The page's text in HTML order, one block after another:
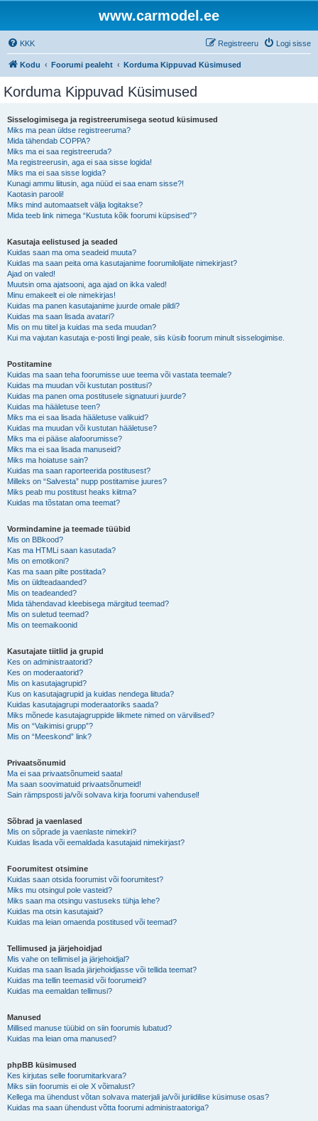
www.carmodel.ee
KKK Logi sisse
Registreeru
Kodu Foorumi pealeht Korduma Kippuvad Küsimused
Korduma Kippuvad Küsimused
Sisselogimisega ja registreerumisega seotud küsimused
Miks ma pean üldse registreeruma?
Mida tähendab COPPA?
Miks ma ei saa registreeruda?
Ma registreerusin, aga ei saa sisse logida!
Miks ma ei saa sisse logida?
Kunagi ammu liitusin, aga nüüd ei saa enam sisse?!
Kaotasin parooli!
Miks mind automaatselt välja logitakse?
Mida teeb link nimega “Kustuta kõik foorumi küpsised”?
Kasutaja eelistused ja seaded
Kuidas saan ma oma seadeid muuta?
Kuidas ma saan peita oma kasutajanime foorumilolijate nimekirjast?
Ajad on valed!
Muutsin oma ajatsooni, aga ajad on ikka valed!
Minu emakeelt ei ole nimekirjas!
Kuidas ma panen kasutajanime juurde omale pildi?
Kuidas ma saan lisada avatari?
Mis on mu tiitel ja kuidas ma seda muudan?
Kui ma vajutan kasutaja e-posti lingi peale, siis küsib foorum minult sisselogimise.
Postitamine
Kuidas ma saan teha foorumisse uue teema või vastata teemale?
Kuidas ma muudan või kustutan postitusi?
Kuidas ma panen oma postitusele signatuuri juurde?
Kuidas ma hääletuse teen?
Miks ma ei saa lisada hääletuse valikuid?
Kuidas ma muudan või kustutan hääletuse?
Miks ma ei pääse alafoorumisse?
Miks ma ei saa lisada manuseid?
Miks ma hoiatuse sain?
Kuidas ma saan raporteerida postitusest?
Milleks on “Salvesta” nupp postitamise juures?
Miks peab mu postitust heaks kiitma?
Kuidas ma tõstatan oma teemat?
Vormindamine ja teemade tüübid
Mis on BBkood?
Kas ma HTMLi saan kasutada?
Mis on emotikoni?
Kas ma saan pilte postitada?
Mis on üldteadaanded?
Mis on teadeanded?
Mida tähendavad kleebisega märgitud teemad?
Mis on suletud teemad?
Mis on teemaikoonid
Kasutajate tiitlid ja grupid
Kes on administraatorid?
Kes on moderaatorid?
Mis on kasutajagrupid?
Kus on kasutajagrupid ja kuidas nendega liituda?
Kuidas kasutajagrupi moderaatoriks saada?
Miks mõnede kasutajagruppide liikmete nimed on värvilised?
Mis on “Vaikimisi grupp”?
Mis on “Meeskond” link?
Privaatsõnumid
Ma ei saa privaatsõnumeid saata!
Ma saan soovimatuid privaatsõnumeid!
Sain rämpsposti ja/või solvava kirja foorumi vahendusel!
Sõbrad ja vaenlased
Mis on sõprade ja vaenlaste nimekiri?
Kuidas lisada või eemaldada kasutajaid nimekirjast?
Foorumitest otsimine
Kuidas saan otsida foorumist või foorumitest?
Miks mu otsingul pole vasteid?
Miks saan ma otsingu vastuseks tühja lehe?
Kuidas ma otsin kasutajaid?
Kuidas ma leian omaenda postitused või teemad?
Tellimused ja järjehoidjad
Mis vahe on tellimisel ja järjehoidjal?
Kuidas ma saan lisada järjehoidjasse või tellida teemat?
Kuidas ma tellin teemasid või foorumeid?
Kuidas ma eemaldan tellimusi?
Manused
Millised manuse tüübid on siin foorumis lubatud?
Kuidas ma leian oma manused?
phpBB küsimused
Kes kirjutas selle foorumitarkvara?
Miks siin foorumis ei ole X võimalust?
Kellega ma ühendust võtan solvava materjali ja/või juriidilise küsimuse osas?
Kuidas ma saan ühendust võtta foorumi administraatoriga?